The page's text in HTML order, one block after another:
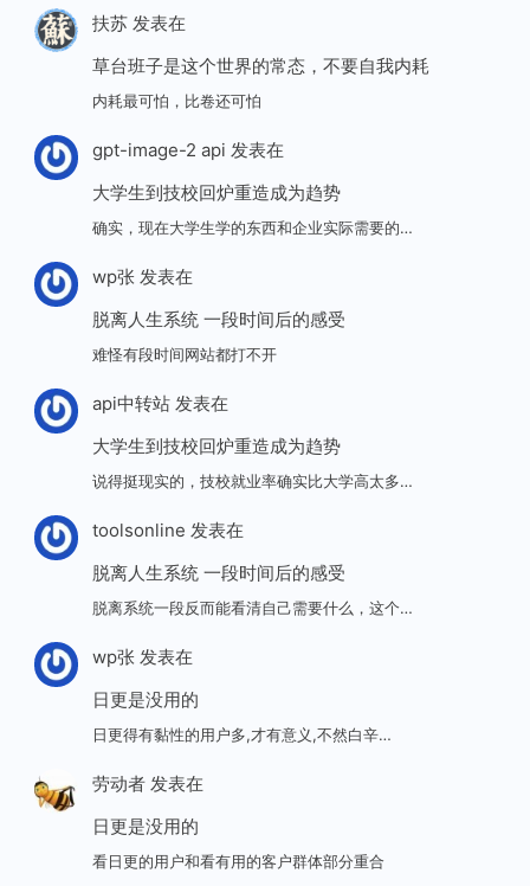
扶苏发表在
草台班子是这个世界的常态，不要自我内耗
内耗最可怕，比卷还可怕
gpt-image-2 api 发表在
大学生到技校回炉重造成为趋势
确实，现在大学生学的东西和企业实际需要的…
wp张发表在
脱离人生系统 一段时间后的感受
难怪有段时间网站都打不开
api中转站发表在
大学生到技校回炉重造成为趋势
说得挺现实的，技校就业率确实比大学高太多…
toolsonline 发表在
脱离人生系统 一段时间后的感受
脱离系统一段反而能看清自己需要什么，这个…
wp张发表在
日更是没用的
日更得有黏性的用户多,才有意义,不然白辛…
劳动者发表在
日更是没用的
看日更的用户和看有用的客户群体部分重合